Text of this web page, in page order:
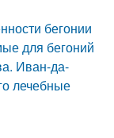
бегонии
для бегоний
Иван-да-
лечебные